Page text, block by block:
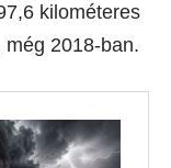
kilométeres
2018-ban.